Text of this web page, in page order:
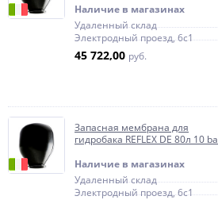
Наличие в магазинах
Удаленный склад
Электродный проезд, 6с1
45 722,00 руб.
Запасная мембрана для
гидробака REFLEX DE 80л 10
Наличие в магазинах
Удаленный склад
Электродный проезд, 6с1